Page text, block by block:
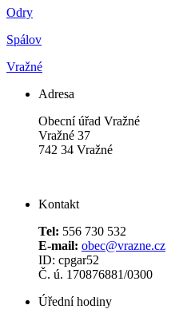
Odry
Spálov
Vražné
Adresa
Obecní úřad Vražné
Vražné 37
742 34 Vražné
Kontakt
Tel: 556 730 532
E-mail: obec@vrazne.cz
ID: cpgar52
Č. ú. 170876881/0300
Úřední hodiny